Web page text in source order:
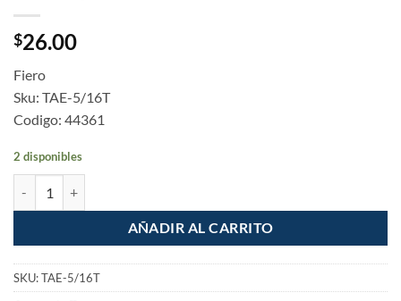
$26.00
Fiero
Sku: TAE-5/16T
Codigo: 44361
2 disponibles
AÑADIR AL CARRITO
SKU:TAE-5/16T